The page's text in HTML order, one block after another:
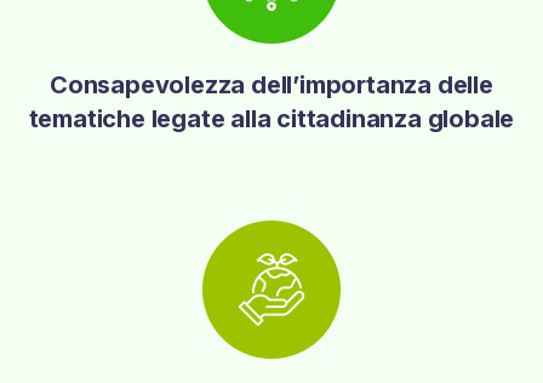
Consapevolezza dell’importanza delle
tematiche legate alla cittadinanza globale